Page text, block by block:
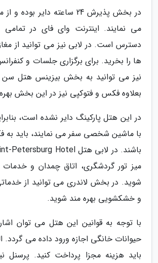
در بخش پذیرش 24 ساعته دایر
می نمایند. اینترنت وای فای در
دسترس است. در لابی نیز می توانید از
ها را بخرید. برای برگزاری جلسات و
نیز می توانید به بخش بیزینس هتل سن
بعلاوه فکس و فتوکپی نیز در این بخش
در این هتل پارکینگ دایر نشده است،
با ماشین شخصی سفر می نمایند، باید به
میز تور گردشگری، اتاق چمدان و خدمات
شوید. در بخش لاندری می توانید از
و خشکشویی بهره مند شوید.
با توجه به قوانین این هتل می توان
حیوانات خانگی اجازه ورود داده می گردد.
باید هزینه مجزا پرداخت کنید. پرسنل